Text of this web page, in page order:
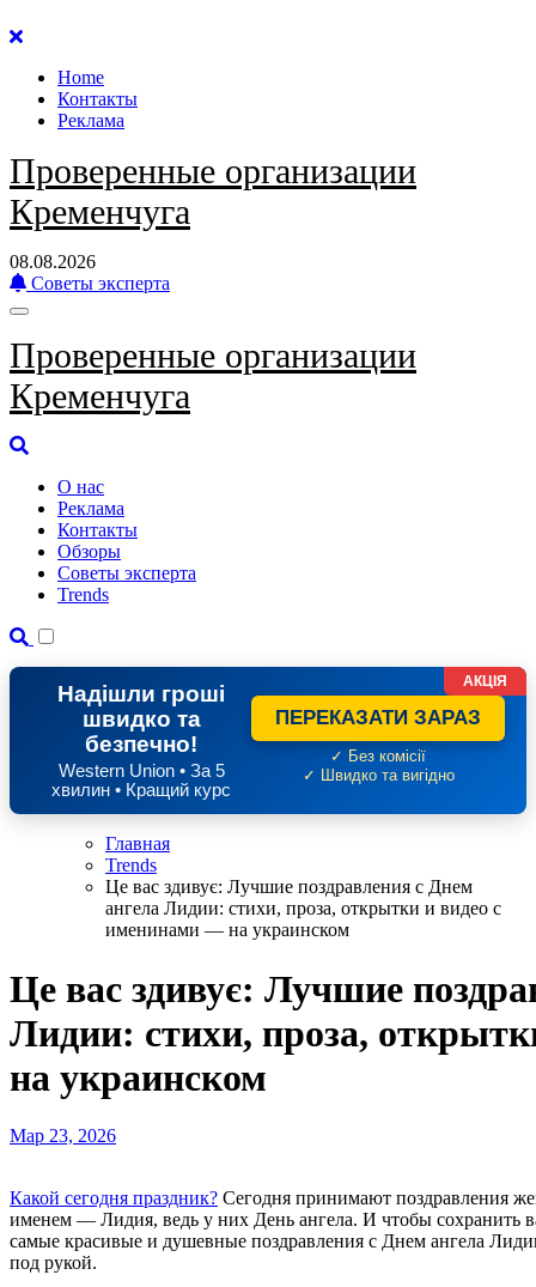
Перейти
содержанию
Home
Контакты
Реклама
Проверенные организации
Кременчуга
08.08.2026
Советы эксперта
Проверенные организации
Кременчуга
О нас
Реклама
Контакты
Обзоры
Советы эксперта
Trends
Надішли гроші
швидко та
безпечно!
Western Union • За 5
хвилин • Кращий курс
ПЕРЕКАЗАТИ ЗАРАЗ
✓ Без комісії
✓ Швидко та вигідно
АКЦІЯ
Главная
Trends
Це вас здивує: Лучшие поздравления с Днем
ангела Лидии: стихи, проза, открытки и видео с
именинами — на украинском
Це вас здивує: Лучшие
Лидии: стихи, проза,
на украинском
Мар 23, 2026
Какой сегодня праздник? Сегодня принимают поздравления
именем — Лидия, ведь у них День ангела. И чтобы сохранить
самые красивые и душевные поздравления с Днем ангела
под рукой.